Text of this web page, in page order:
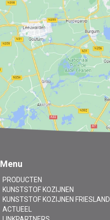
Menu
PRODUCTEN
KUNSTSTOF KOZIJNEN
KUNSTSTOF KOZIJNEN FRIESLAND
ACTUEEL